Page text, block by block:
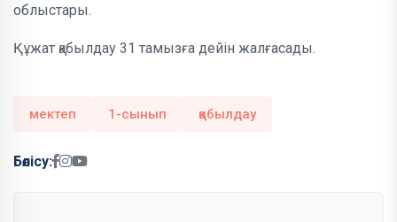
облыстары.
Құжат қабылдау 31 тамызға дейін жалғасады.
мектеп 1-сынып қабылдау
Бөлісу: